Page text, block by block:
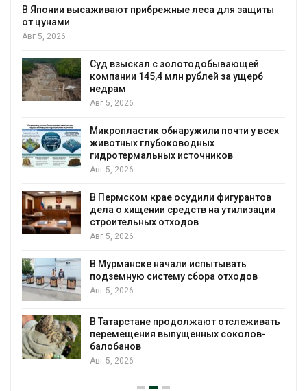
В Японии высаживают прибрежные леса для защиты
от цунами
Авг 5, 2026
Суд взыскал с золотодобывающей
компании 145,4 млн рублей за ущерб
недрам
Авг 5, 2026
Микропластик обнаружили почти у всех
животных глубоководных
гидротермальных источников
Авг 5, 2026
В Пермском крае осудили фигурантов
дела о хищении средств на утилизации
строительных отходов
Авг 5, 2026
В Мурманске начали испытывать
подземную систему сбора отходов
Авг 5, 2026
В Татарстане продолжают отслеживать
перемещения выпущенных соколов-
балобанов
Авг 5, 2026